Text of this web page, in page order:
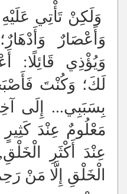
وَلَكِنْ تَأْتِي
وَأَعْصَارٌ
وَيُؤْذِي قَائِلًا:
لَكَ؛ وَكُنْتَ
بِسَبَبِي... إِلَى
مَعْلُومٌ عِنْدَ
عِنْدَ أَكْثَرِ
الْخَلْقِ إِلَّا مَنْ